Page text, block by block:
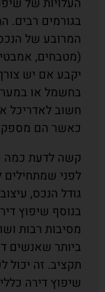
בגורמים
המרובע של
(מטבחים,
יקבע אם יש
בחשמל או
חשוב לאדריכל
כאשר הם
קשה לדעת כמה
לפני שמתחילים
גודל הנכס,
בנוסף שיפוץ
מסיבות רבות
ביותר שאנשים
תקציב. זה יכול
שיפוץ דירה